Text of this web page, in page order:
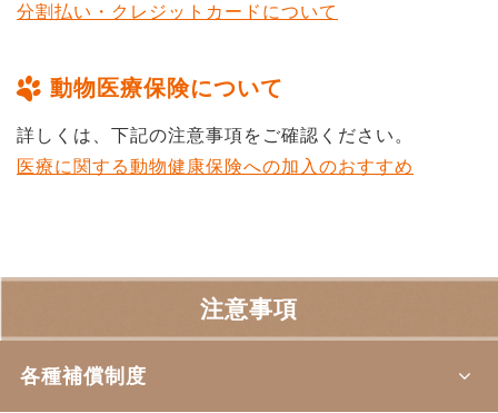
分割払い・クレジットカードについて
動物医療保険について
詳しくは、下記の注意事項をご確認ください。
医療に関する動物健康保険への加入のおすすめ
注意事項
各種補償制度